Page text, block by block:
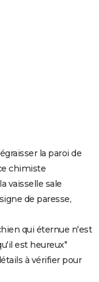
la paroi de
chimiste
vaisselle sale
de paresse,
qui éternue n'est
est heureux"
à vérifier pour